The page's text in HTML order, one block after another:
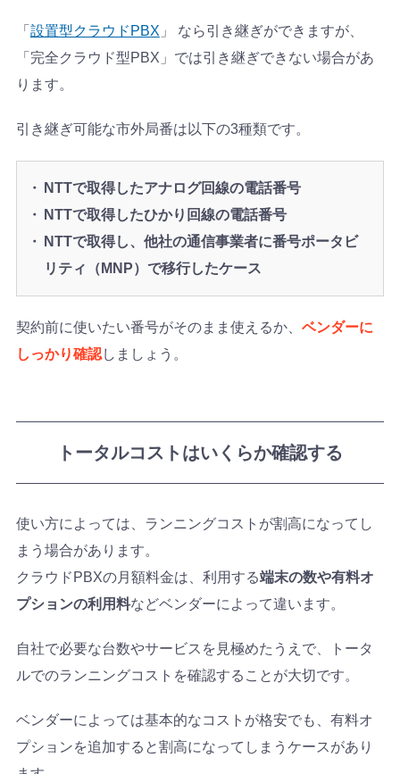
「 設置型クラウドPBX 」 なら引き継ぎができますが、
「完全クラウド型PBX」では引き継ぎできない場合があ
ります。
引き継ぎ可能な市外局番は以下の3種類です。
NTTで取得したアナログ回線の電話番号
NTTで取得したひかり回線の電話番号
NTTで取得し、他社の通信事業者に番号ポータビ
リティ（MNP）で移行したケース
契約前に使いたい番号がそのまま使えるか、 ベンダーに
しっかり確認しましょう。
トータルコストはいくらか確認する
使い方によっては、ランニングコストが割高になってし
まう場合があります。
クラウドPBXの月額料金は、利用する端末の数や有料オ
プションの利用料などベンダーによって違います。
自社で必要な台数やサービスを見極めたうえで、トータ
ルでのランニングコストを確認することが大切です。
ベンダーによっては基本的なコストが格安でも、有料オ
プションを追加すると割高になってしまうケースがあり